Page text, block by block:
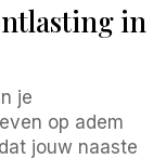
in
je
op adem
jouw naaste